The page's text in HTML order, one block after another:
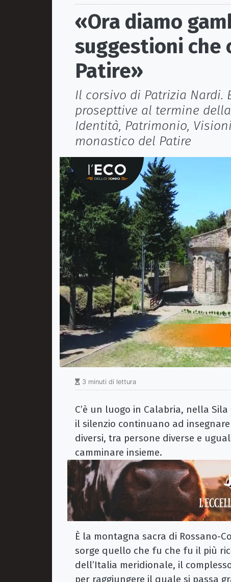
«Ora diamo
suggestioni che
Patire»
Il corsivo di Patrizia Nardi.
prosepttive al termine
Identità, Patrimonio,
monastico del Patire
3 minuti di lettura
C’è un luogo in Calabria, nella
il silenzio continuano ad
diversi, tra persone diverse e
camminare insieme.
È la montagna sacra di Rossano-
sorge quello che fu che fu il più
dell’Italia meridionale, il
per raggiungere il quale si passa